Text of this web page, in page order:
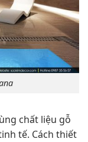
chất liệu gỗ
tế. Cách thiết